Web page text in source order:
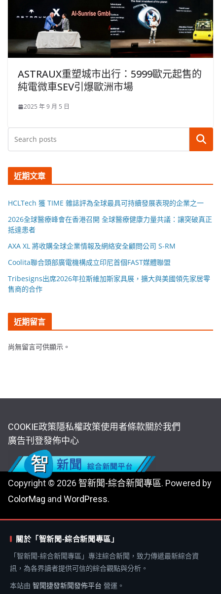
ASTRAUX重塑城市出行：5999歐元起售的
純電微車SEV引爆歐洲市場
2025 年 9 月 5 日
搜尋
近期文章
HCLTech 獲 TIME 雜誌評為全球最具可持續發展表現的企業之一
2026全球醫療峰會在香港召開 全球醫療健康力量共議：讓突破真正
抵達患者
AXA XL 將收購全球企業情報及網絡安全顧問公司 S-RM
Coolita聯合頭部廣電機構成立印尼首個FAST媒體聯盟
Tribesigns出席2026年拉斯維加斯家具展，擴大與美國領先家居零
售商的合作
近期留言
尚無留言可供顯示。
COOKIE政策隱私權政策使用者條款關於我們
廣告刊登發佈中心
Copyright © 2026 智新聞-綜合新聞專區. Powered by
ColorMag and WordPress.
關於「智新聞-綜合新聞專區」
「智新聞-綜合新聞專區」專注綜合新聞，致力傳遞最新綜合資
訊，為各界讀者提供可信的綜合觀點與分析。
本站由 智聞捷發新聞發佈平台 營運。